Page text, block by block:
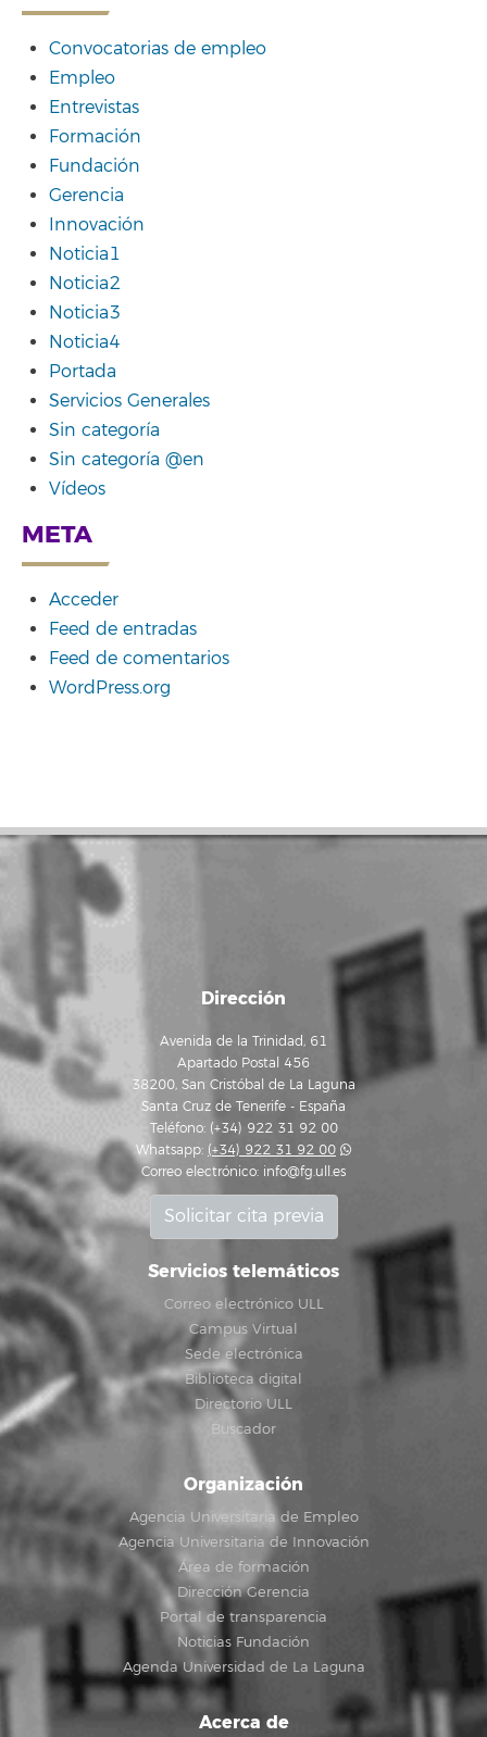
Convocatorias de empleo
Empleo
Entrevistas
Formación
Fundación
Gerencia
Innovación
Noticia1
Noticia2
Noticia3
Noticia4
Portada
Servicios Generales
Sin categoría
Sin categoría @en
Vídeos
META
Acceder
Feed de entradas
Feed de comentarios
WordPress.org
Dirección
Avenida de la Trinidad, 61
Apartado Postal 456
38200, San Cristóbal de La Laguna
Santa Cruz de Tenerife - España
Teléfono: (+34) 922 31 92 00
Whatsapp: (+34) 922 31 92 00
Correo electrónico: info@fg.ull.es
Solicitar cita previa
Servicios telemáticos
Correo electrónico ULL
Campus Virtual
Sede electrónica
Biblioteca digital
Directorio ULL
Buscador
Organización
Agencia Universitaria de Empleo
Agencia Universitaria de Innovación
Área de formación
Dirección Gerencia
Portal de transparencia
Noticias Fundación
Agenda Universidad de La Laguna
Acerca de